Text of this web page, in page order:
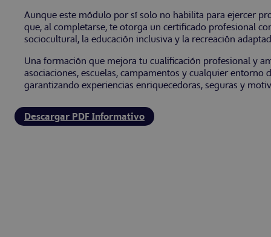
Aunque este módulo por sí solo no habilita para ejercer
que, al completarse, te otorga un certificado profesional
sociocultural, la educación inclusiva y la recreación
Una formación que mejora tu cualificación profesional y
asociaciones, escuelas, campamentos y cualquier
garantizando experiencias enriquecedoras, seguras y
Descargar PDF Informativo